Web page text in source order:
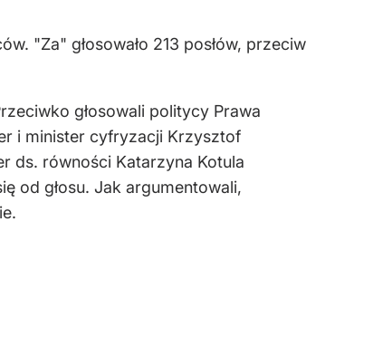
"Za" głosowało 213 posłów, przeciw
głosowali politycy Prawa
i minister cyfryzacji Krzysztof
ds. równości Katarzyna Kotula
od głosu. Jak argumentowali,